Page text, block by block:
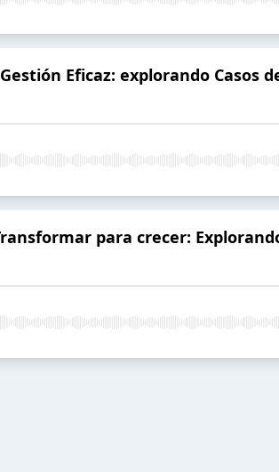
Eficaz: explorando Casos
para crecer: